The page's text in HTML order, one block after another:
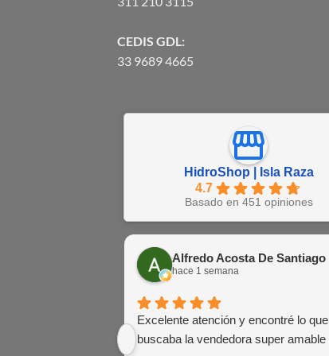
CEDIS GDL:
33 9689 4665
HidroShop | Isla Raza
4.7
Basado en 451 opiniones
Alfredo Acosta De Santiago
hace 1 semana
Excelente atención y encontré lo que
buscaba la vendedora super amable